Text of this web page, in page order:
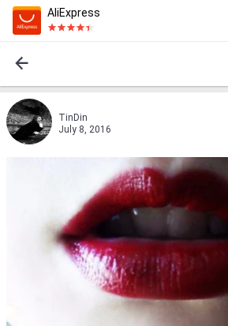
AliExpress
TinDin
July 8, 2016